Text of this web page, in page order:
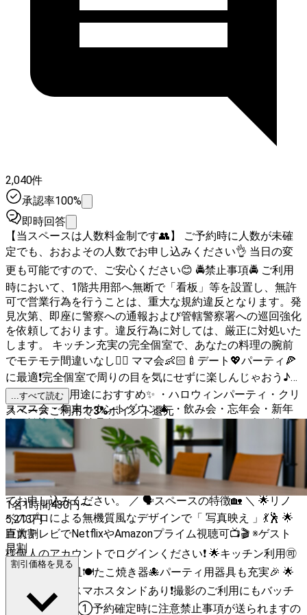
2,040件
承認率100%
即時回答
【当スペースは人数料金制です👥】 ご予約時に人数が未確
定でも、おおよその人数でお申し込みください👌 当日の変
更も可能ですので、ご安心ください😊 🚔禁止事項🚔 ご利用
時において、1階共用部へ無断で「看板」等を設置し、無許
可で営業行為を行うことは、重大な規約違反となります。発
見次第、即座に警察への通報および管轄警察署への巡回強化
を依頼しております。違反行為に対しては、厳正に対処いた
します。 キッチン充実の完全個室で、あなたの料理の腕前
でモテモテ間違いなし❤️‍🔥 ママ会👶🏻🍼デート💖パーティ🍕
に最適❗️完全個室で周りの目を気にせずに楽しんじゃおう♪
✨こんな利用用途におすすめ✨ ・ハロウィンパーティ・クリ
スマス会・年末カウントダウン🎄 ・飲み会・忘年会・新年
会・歓迎会・お料理会🍻 ・女子会・ママ会・オフ会・推し
活・お誕生日会🎉 ・料理教室・動画/商品撮影📸 ・バレンタ
インのチョコ作りや試作品作りの場所 🎉完全個室のプライ
ベート空間 🎉24時間営業で時間を気にせず楽しめる🕐 🎉
「商用撮影」の場合は「撮影・収録商用利用」オプションに
てお申し込みください。 ／ 🗣スペースの特徴🏡 ＼ 🌟​​​​​​リノ
ベのプロによる無機質風なデザインで「 写真映え 」💃🕺 🌟
巨大テレビでNetflixやAmazonプライム視聴可📺🎬 ※ゲスト
様個人のアカウントでログインください❗️ 🌟キッチン利用🉑
調理器具🍳お皿🍽たこ焼き器🐙パーティ用器具も充実🎉 🌟
撮影ライトやスマホスタンドあり❗️撮影のご利用にもバッチ
...すべて読む
スペースご利用で3%ポイント還元
1名1時間430円〜
5,213円
直前割
早割
割引価格を見る